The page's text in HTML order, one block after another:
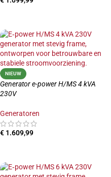
NIEUW
Generator e-power H/MS 4 kVA
230V
Generatoren
€ 1.609,99